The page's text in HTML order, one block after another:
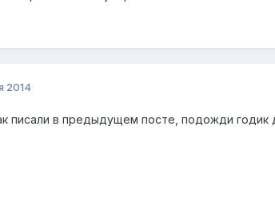
2014
писали в предыдущем посте, подожди